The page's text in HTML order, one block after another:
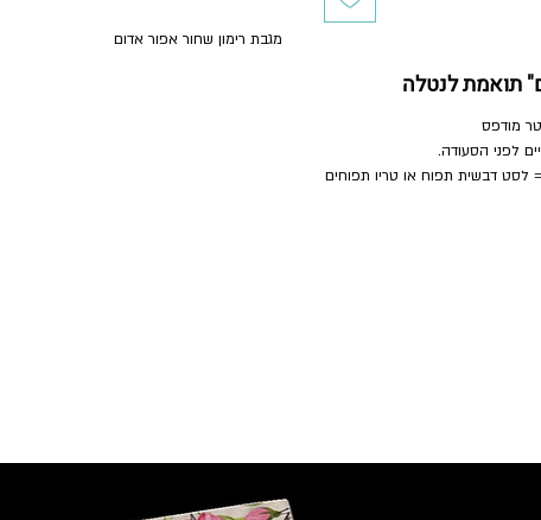
מגבת רימון שחור אפור אדום
תואמת לנטלה
לפני הסעודה.
לסט דבשית תפוח או טריו תפוחים